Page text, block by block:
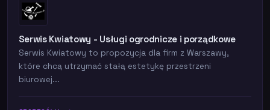
Serwis Kwiatowy - Usługi ogrodnicze i porządkowe
Serwis Kwiatowy to propozycja dla firm z Warszawy,
które chcą utrzymać stałą estetykę przestrzeni
biurowej...